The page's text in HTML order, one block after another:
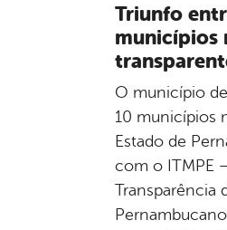
Triunfo
municípios
O município
10 municípios
Estado de
com o ITMPE
Transparência